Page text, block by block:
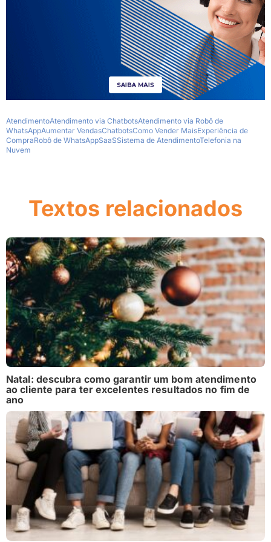
AtendimentoAtendimento via ChatbotsAtendimento via Robô de
WhatsAppAumentar VendasChatbotsComo Vender MaisExperiência de
CompraRobô de WhatsAppSaaSSistema de AtendimentoTelefonia na
Nuvem
Textos relacionados
Natal: descubra como garantir um bom atendimento
ao cliente para ter excelentes resultados no fim de
ano